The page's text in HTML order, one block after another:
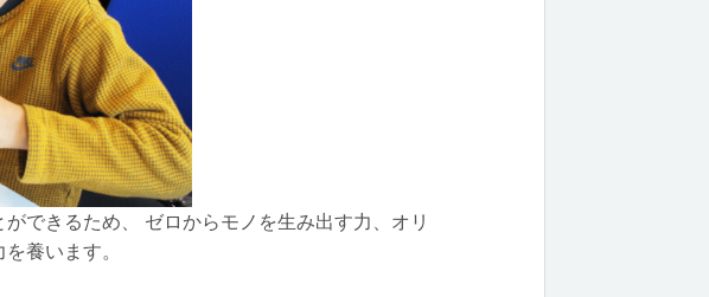
できるため、 ゼロからモノを生み出す力、オリ
養います。